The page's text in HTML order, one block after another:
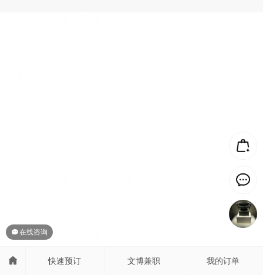
在线咨询
快速预订 文博兼职 我的订单